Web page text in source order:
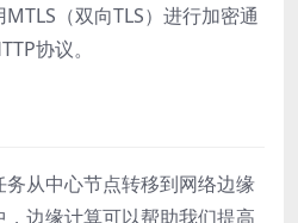
（双向TLS）进行加密通
协议。
从中心节点转移到网络边缘
边缘计算可以帮助我们提高